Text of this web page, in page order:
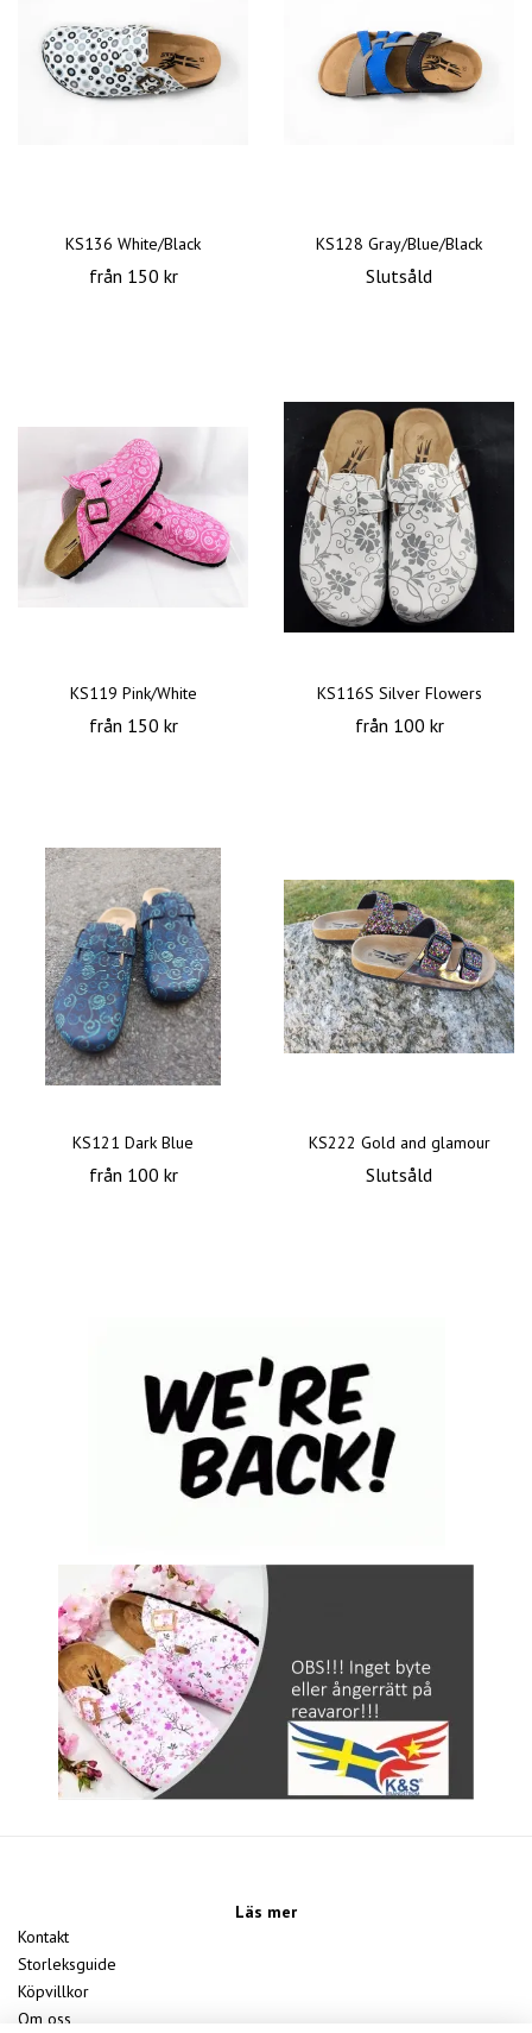
KS136 White/Black
från 150 kr
KS128 Gray/Blue/Black
Slutsåld
KS119 Pink/White
från 150 kr
KS116S Silver Flowers
från 100 kr
KS121 Dark Blue
från 100 kr
KS222 Gold and glamour
Slutsåld
Läs mer
Kontakt
Storleksguide
Köpvillkor
Om oss